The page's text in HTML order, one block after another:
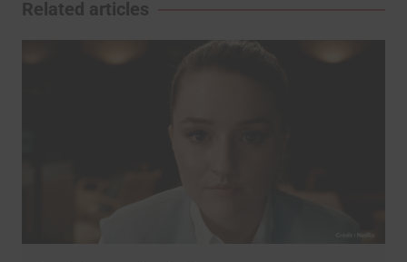
Related articles